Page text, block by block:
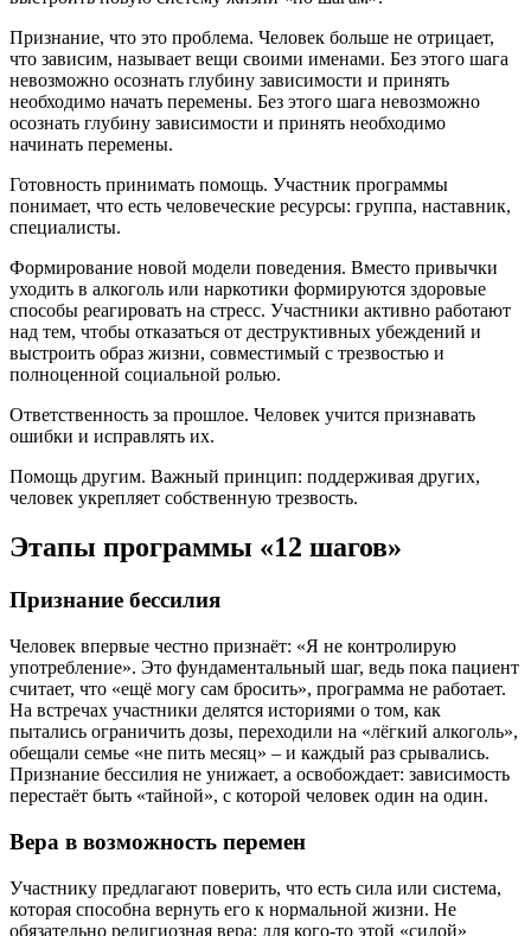
Признание, что это проблема. Человек больше не отрицает,
что зависим, называет вещи своими именами. Без этого шага
невозможно осознать глубину зависимости и принять
необходимо начать перемены. Без этого шага невозможно
осознать глубину зависимости и принять необходимо
начинать перемены.
Готовность принимать помощь. Участник программы
понимает, что есть человеческие ресурсы: группа, наставник,
специалисты.
Формирование новой модели поведения. Вместо привычки
уходить в алкоголь или наркотики формируются здоровые
способы реагировать на стресс. Участники активно работают
над тем, чтобы отказаться от деструктивных убеждений и
выстроить образ жизни, совместимый с трезвостью и
полноценной социальной ролью.
Ответственность за прошлое. Человек учится признавать
ошибки и исправлять их.
Помощь другим. Важный принцип: поддерживая других,
человек укрепляет собственную трезвость.
Этапы программы «12 шагов»
Признание бессилия
Человек впервые честно признаёт: «Я не контролирую
употребление». Это фундаментальный шаг, ведь пока пациент
считает, что «ещё могу сам бросить», программа не работает.
На встречах участники делятся историями о том, как
пытались ограничить дозы, переходили на «лёгкий алкоголь»,
обещали семье «не пить месяц» – и каждый раз срывались.
Признание бессилия не унижает, а освобождает: зависимость
перестаёт быть «тайной», с которой человек один на один.
Вера в возможность перемен
Участнику предлагают поверить, что есть сила или система,
которая способна вернуть его к нормальной жизни. Не
обязательно религиозная вера: для кого-то этой «силой»